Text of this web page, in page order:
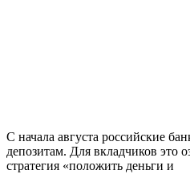
С начала августа российские
депозитам. Для вкладчиков это
стратегия «положить деньги и